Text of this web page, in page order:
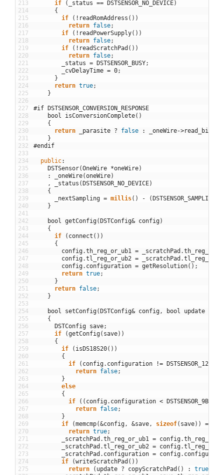
213
214
215
216
217
218
219
220
221
222
223
224
225
226
227
228
229
230
231
232
233
234
235
236
237
238
239
240
241
242
243
244
245
246
247
248
249
250
251
252
253
254
255
256
257
258
259
260
261
262
263
264
265
266
267
268
269
270
271
272
273
274
275
if
( _status == DSTSENSOR_NO_DEVICE)
{
if
( ! readRomAddress ( ) )
return false;
if
( ! readPowerSupply( ) )
return false;
if
( ! readScratchPad ( ) )
return false;
_status = DSTSENSOR_BUSY;
_cvDelayTime = 0;
}
return true;
}
#if DSTSENSOR_CONVERSION_RESPONSE
bool
isConversionComplete( )
{
return
_parasite ? false : _oneWire->read_bit
}
#endif
public:
DSTSensor(OneWire *oneWire)
:
_oneWire(oneWire)
,
_status ( DSTSENSOR_NO_DEVICE)
{
_nextSampling = millis( ) - (
}
bool getConfig( DSTConfig& config)
{
if
( connect ( ) )
{
config.th_reg_or_ub1 = _scratchPad .
config.tl_reg_or_ub2 = _scratchPad .
config. configuration = getResolution( ) ;
return true;
}
return false;
}
bool setConfig( DSTConfig& config, bool update
{
DSTConfig save;
if
(getConfig( save) )
{
if
( isDS18S20( ) )
{
if
( config. configuration != DSTSENSOR_12BIT
return false;
}
else
{
if
( ( config. configuration < DSTSENSOR_9BIT
return false;
}
if
(memcmp(&config, &save, sizeof( save) ) ==
return true;
_scratchPad .th_reg_or_ub1 = config.
_scratchPad .tl_reg_or_ub2 = config.
_scratchPad . configuration = config.
if
(writeScratchPad ( ) )
return
( update ? copyScratchPad ( ) : true